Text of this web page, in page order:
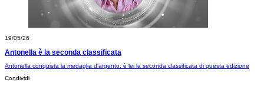
19/05/26
Antonella è la seconda classificata
Antonella conquista la medaglia d'argento: è lei la seconda classificata di questa edizione
Condividi